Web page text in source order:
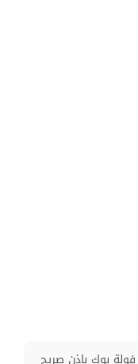
بوك بإذن صريح